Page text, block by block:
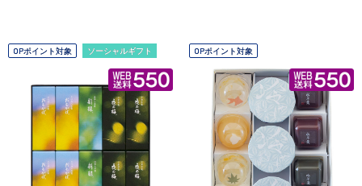
OPポイント対象 ソーシャルギフト OPポイント対象